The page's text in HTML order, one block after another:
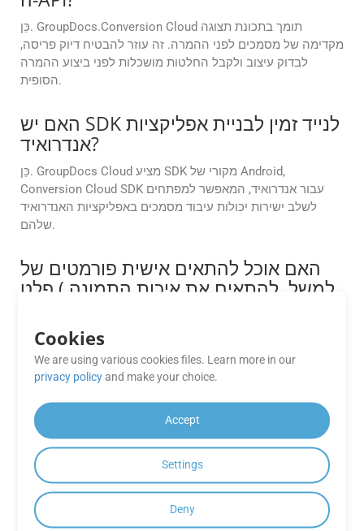
כֵּן. GroupDocs.Conversion Cloud תומך בתכונת תצוגה
מקדימה של מסמכים לפני ההמרה. זה עוזר להבטיח דיוק פריסה,
לבדוק עיצוב ולקבל החלטות מושכלות לפני ביצוע ההמרה
הסופית.
האם יש SDK לנייד זמין לבניית אפליקציות
אנדרואיד?
כֵּן. GroupDocs Cloud מציע SDK מקורי של Android,
Conversion Cloud SDK עבור אנדרואיד, המאפשר למפתחים
לשלב ישירות יכולות עיבוד מסמכים באפליקציות האנדרואיד
שלהם.
האם אוכל להתאים אישית פורמטים של
פלט (למשל, להתאים את איכות התמונה,
כן, ממשקי ה-API מספקים אפשרויות התאמה אישית מתקדמות,
כגון הגדרת איכות תמונה עבור קובצי PDF, ציון טווחי עמודים
האם GroupDocs.Conversion Cloud
מספק OCR בעת המרת קבצים סרוקים
MSG ל-EMF?
כן. ניתן להשתמש ב-OCR (זיהוי תווים אופטי) בהגדרות ה-API של
GroupDocs.Conversion Cloud בעת המרת קבצי MSG סרוקים
לקבצי EMF הניתנים לחיפוש. GroupDocs יחפש אוטומטית את
Cookies
We are using various cookies files. Learn more in our
privacy policyand make your choice.
Accept
Settings
Deny